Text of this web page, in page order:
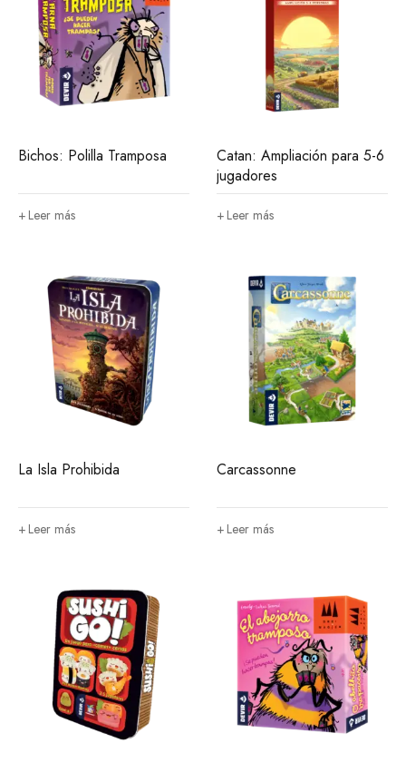
Bichos: Polilla Tramposa
Leer más
Catan: Ampliación para 5-6
jugadores
Leer más
La Isla Prohibida
Leer más
Carcassonne
Leer más